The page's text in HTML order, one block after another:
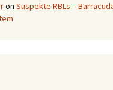
on Suspekte RBLs –